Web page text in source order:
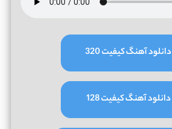
دانلود آهنگ کیفیت 320
دانلود آهنگ کیفیت 128